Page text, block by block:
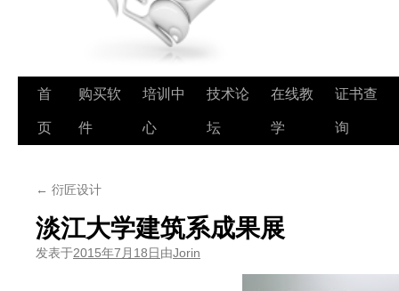
跳
至
首
页
购买软
件
培训中
心
技术论
坛
在线教
学
证书查
询
← 衍匠设计
淡江大学建筑系成果展
发表于2015年7月18日由Jorin